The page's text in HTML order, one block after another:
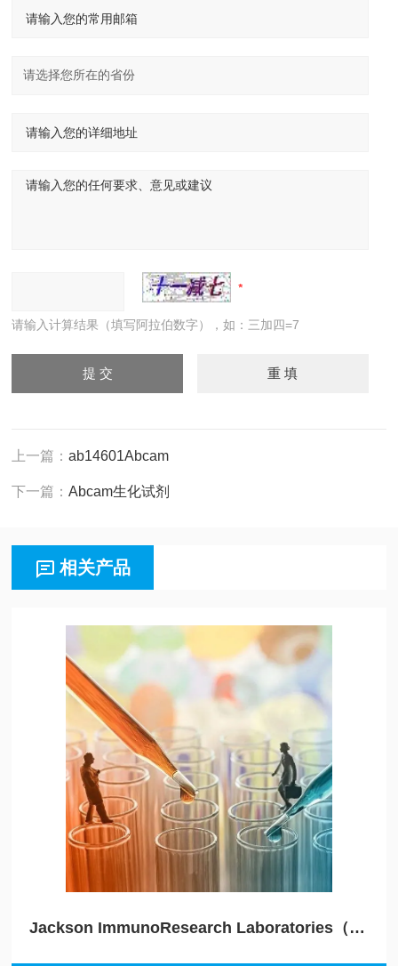
请输入计算结果（填写阿拉伯数字），如：三加四=7
上一篇：ab14601Abcam
下一篇：Abcam生化试剂
相关产品
Jackson ImmunoResearch Laboratories（JIRL）